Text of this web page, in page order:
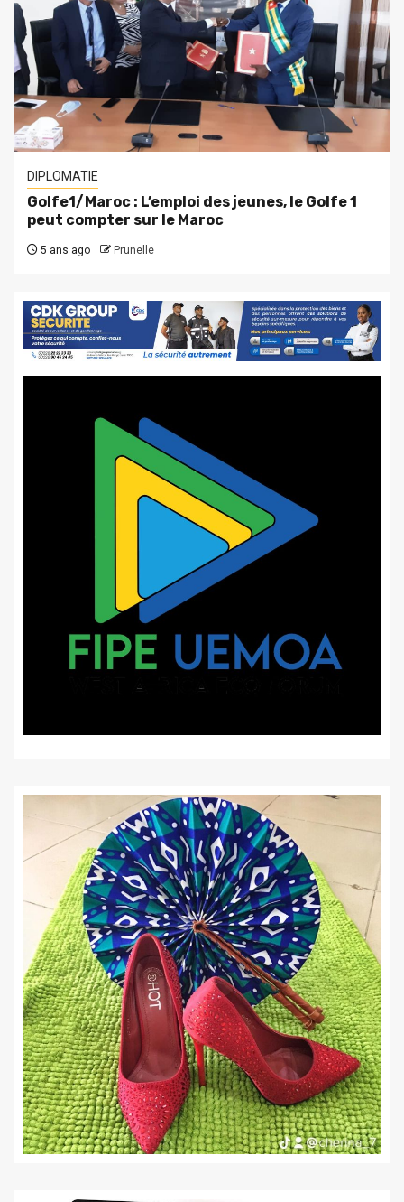
DIPLOMATIE
Golfe1/Maroc : L’emploi des jeunes, le Golfe 1
peut compter sur le Maroc
5 ans ago Prunelle